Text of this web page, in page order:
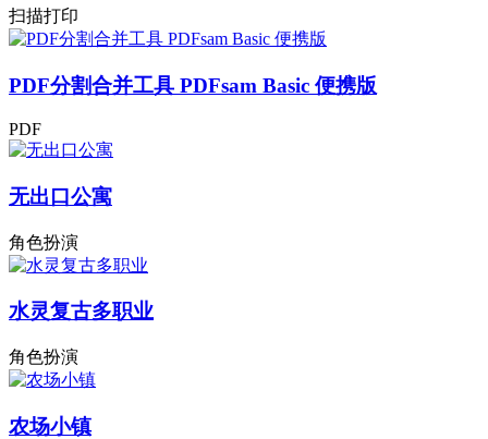
扫描打印
PDF分割合并工具 PDFsam Basic 便携版
PDF
无出口公寓
角色扮演
水灵复古多职业
角色扮演
农场小镇